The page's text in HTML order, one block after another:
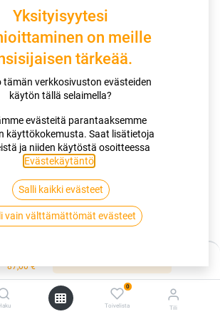
87,00€
0
Toivelista Tili
BLUEARTH-ES ES32 RIMPROTECT
82V YOKOHAMA
ES ES32 RIMPROTECT
Saatavilla
Yksityisyytesi
on meille
tärkeää.
tämän verkkosivuston evästeiden
käytön tällä selaimella?
evästeitä parantaaksemme
käyttökokemusta. Saat lisätietoja
ja niiden käytöstä osoitteessa
Evästekäytäntö
Salli kaikki evästeet
vain välttämättömät evästeet